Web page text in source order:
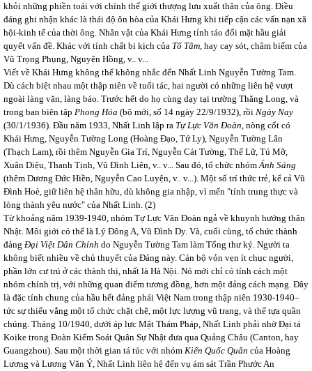
khỏi những phiền toái với chính thế giới thượng lưu xuất thân của ông. Điều
đáng ghi nhận khác là thái độ ôn hòa của Khái Hưng khi tiếp cận các vấn nạn xã
hội-kinh tế của thời ông. Nhân vật của Khái Hưng tỉnh táo đối mặt hầu giải
quyết vấn đề. Khác với tính chất bi kịch của Tố Tâm, hay cay sót, châm biếm của
Vũ Trọng Phụng, Nguyên Hồng, v.. v...
Viết về Khái Hưng không thể không nhắc đến Nhất Linh Nguyễn Tường Tam.
Dù cách biệt nhau một thập niên về tuổi tác, hai người có những liên hệ vượt
ngoài làng văn, làng báo. Trước hết do họ cùng dạy tại trường Thăng Long, và
trong ban biên tập Phong Hóa (bộ mới, số 14 ngày 22/9/1932), rồi Ngày Nay
(30/1/1936). Đầu năm 1933, Nhất Linh lập ra Tự Lực Văn Đoàn, nòng cốt có
Khái Hưng, Nguyễn Tường Long (Hoàng Đạo, Tứ Ly), Nguyễn Tường Lân
(Thạch Lam), rồi thêm Nguyễn Gia Trí, Nguyễn Cát Tường, Thế Lữ, Tú Mỡ,
Xuân Diệu, Thanh Tịnh, Vũ Đình Liên, v.. v... Sau đó, tổ chức nhómÁnh Sáng
(thêm Dương Đức Hiền, Nguyễn Cao Luyện, v.. v...). Một số trí thức trẻ, kể cả Vũ
Đình Hoè, giữ liên hệ thân hữu, dù không gia nhập, vì mến "tính trung thực và
lòng thành yêu nước" của Nhất Linh. (2)
Từ khoảng năm 1939-1940, nhóm Tự Lực Văn Đoàn ngả về khuynh hướng thân
Nhật. Môi giới có thể là Lý Đông A, Vũ Đình Dy. Và, cuối cùng, tổ chức thành
đảng Đại Việt Dân Chính do Nguyễn Tường Tam làm Tổng thư ký. Người ta
không biết nhiều về chủ thuyết của Đảng này. Cán bộ vỏn vẹn ít chục người,
phần lớn cư trú ở các thành thị, nhất là Hà Nội. Nó mới chỉ có tính cách một
nhóm chính trị, với những quan điểm tương đồng, hơn một đảng cách mạng. Đây
là đặc tính chung của hầu hết đảng phái Việt Nam trong thập niên 1930-1940–
tức sự thiếu vắng một tổ chức chặt chẽ, một lực lượng vũ trang, và thế tựa quần
chúng. Tháng 10/1940, dưới áp lực Mật Thám Pháp, Nhất Linh phải nhờ Đại tá
Koike trong Đoàn Kiểm Soát Quân Sự Nhật đưa qua Quảng Châu (Canton, hay
Guangzhou). Sau một thời gian tá túc với nhóm Kiến Quốc Quân của Hoàng
Lương và Lương Văn Ý, Nhất Linh liên hệ đến vụ ám sát Trần Phước An